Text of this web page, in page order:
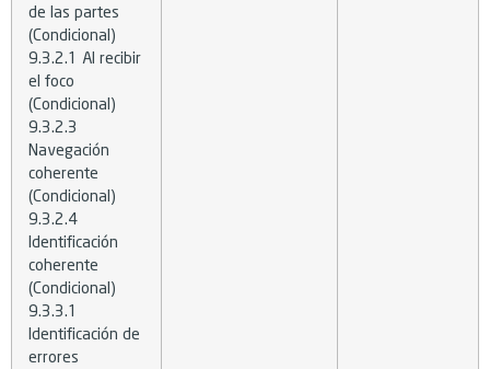
de las partes
(Condicional)
9.3.2.1 Al recibir
el foco
(Condicional)
9.3.2.3
Navegación
coherente
(Condicional)
9.3.2.4
Identificación
coherente
(Condicional)
9.3.3.1
Identificación de
errores